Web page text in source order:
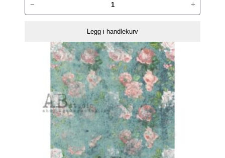
Rispapir
− +
Legg i handlekurv